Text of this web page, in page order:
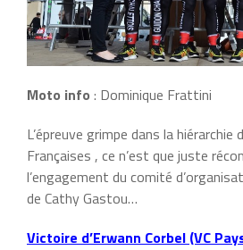
Moto info : Dominique Frattini
L’épreuve grimpe dans la hiérarchie
Françaises , ce n’est que juste
l’engagement du comité
de Cathy Gastou…
Victoire d’Erwann Corbel (VC